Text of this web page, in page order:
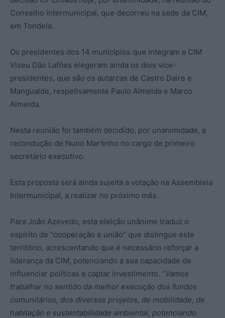
Conselho Intermunicipal, que decorreu na sede da CIM,
em Tondela.
Os presidentes dos 14 municípios que integram a CIM
Viseu Dão Lafões elegeram ainda os dois vice-
presidentes, que são os autarcas de Castro Daire e
Mangualde, respetivamente Paulo Almeida e Marco
Almeida.
Nesta reunião foi também decidido, por unanimidade, a
recondução de Nuno Martinho no cargo de primeiro
secretário executivo.
Esta proposta será ainda sujeita a votação na Assembleia
Intermunicipal, a realizar no próximo mês.
Para João Azevedo, esta eleição unânime traduz o
espírito de “cooperação e união” que distingue este
território, acrescentando que é necessário reforçar a
liderança da CIM, potenciando a sua capacidade de
influenciar políticas e captar investimento. “Vamos
trabalhar no sentido da melhor execução dos fundos
comunitários, dos diversos projetos, de mobilidade, de
habitação e sustentabilidade ambiental, potenciando